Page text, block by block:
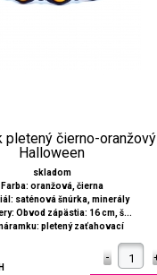
pletený čierno-oranžový
Halloween
skladom
Farba: oranžová, čierna
saténová šnúrka, minerály
Obvod zápästia: 16 cm, š...
pletený zaťahovací